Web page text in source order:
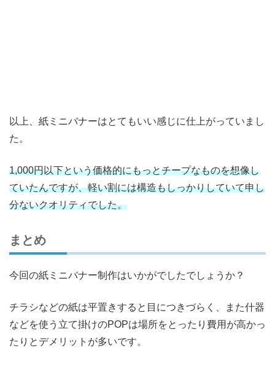
以上、紙ミニバナーはとてもいい感じに仕上がっていまし
た。
1,000円以下という価格的にもっとチープなものを想像し
ていたんですが、軽い割には構造もしっかりしていて申し
分ないクオリティでした。
まとめ
今回の紙ミニバナー制作はいかがでしたでしょうか？
チラシなどの紙は平置きすると目につきづらく、また什器
などを使う立て掛けのPOPは場所をとったり費用が高かっ
たりとデメリットが多いです。